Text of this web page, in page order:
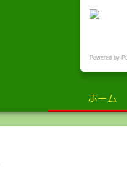
ホーム
Powered by